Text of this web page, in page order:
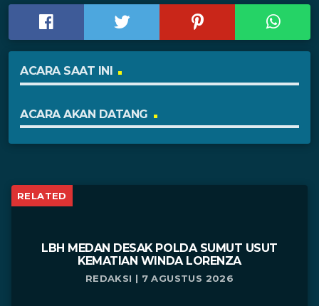
ACARA SAAT INI
ACARA AKAN DATANG
RELATED
LBH MEDAN DESAK POLDA SUMUT USUT
KEMATIAN WINDA LORENZA
REDAKSI | 7 AGUSTUS 2026